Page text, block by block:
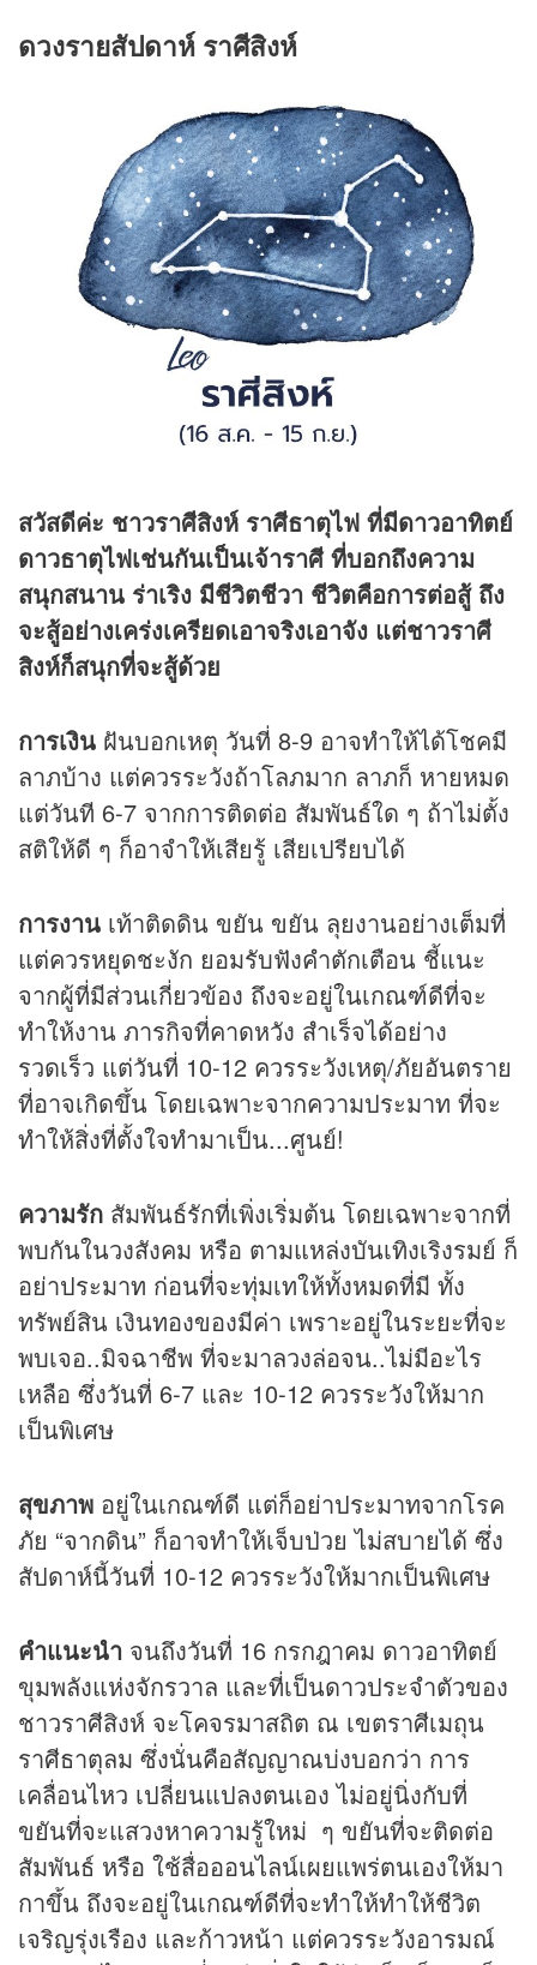
ดวงรายสัปดาห์ ราศีสิงห์
สวัสดีค่ะ ชาวราศีสิงห์ ราศีธาตุไฟ ที่มีดาวอาทิตย์
ดาวธาตุไฟเช่นกันเป็นเจ้าราศี ที่บอกถึงความ
สนุกสนาน ร่าเริง มีชีวิตชีวา ชีวิตคือการต่อสู้ ถึง
จะสู้อย่างเคร่งเครียดเอาจริงเอาจัง แต่ชาวราศี
สิงห์ก็สนุกที่จะสู้ด้วย
การเงิน ฝันบอกเหตุ วันที่ 8-9 อาจทำให้ได้โชคมี
ลาภบ้าง แต่ควรระวังถ้าโลภมาก ลาภก็ หายหมด
แต่วันที 6-7 จากการติดต่อ สัมพันธ์ใด ๆ ถ้าไม่ตั้ง
สติให้ดี ๆ ก็อาจำให้เสียรู้ เสียเปรียบได้
การงาน เท้าติดดิน ขยัน ขยัน ลุยงานอย่างเต็มที่
แต่ควรหยุดชะงัก ยอมรับฟังคำตักเตือน ชี้แนะ
จากผู้ที่มีส่วนเกี่ยวข้อง ถึงจะอยู่ในเกณฑ์ดีที่จะ
ทำให้งาน ภารกิจที่คาดหวัง สำเร็จได้อย่าง
รวดเร็ว แต่วันที่ 10-12 ควรระวังเหตุ/ภัยอันตราย
ที่อาจเกิดขึ้น โดยเฉพาะจากความประมาท ที่จะ
ทำให้สิ่งที่ตั้งใจทำมาเป็น...ศูนย์!
ความรัก สัมพันธ์รักที่เพิ่งเริ่มต้น โดยเฉพาะจากที่
พบกันในวงสังคม หรือ ตามแหล่งบันเทิงเริงรมย์ ก็
อย่าประมาท ก่อนที่จะทุ่มเทให้ทั้งหมดที่มี ทั้ง
ทรัพย์สิน เงินทองของมีค่า เพราะอยู่ในระยะที่จะ
พบเจอ..มิจฉาชีพ ที่จะมาลวงล่อจน..ไม่มีอะไร
เหลือ ซึ่งวันที่ 6-7 และ 10-12 ควรระวังให้มาก
เป็นพิเศษ
สุขภาพ อยู่ในเกณฑ์ดี แต่ก็อย่าประมาทจากโรค
ภัย “จากดิน” ก็อาจทำให้เจ็บป่วย ไม่สบายได้ ซึ่ง
สัปดาห์นี้วันที่ 10-12 ควรระวังให้มากเป็นพิเศษ
คำแนะนำ จนถึงวันที่ 16 กรกฎาคม ดาวอาทิตย์
ขุมพลังแห่งจักรวาล และที่เป็นดาวประจำตัวของ
ชาวราศีสิงห์ จะโคจรมาสถิต ณ เขตราศีเมถุน
ราศีธาตุลม ซึ่งนั่นคือสัญญาณบ่งบอกว่า การ
เคลื่อนไหว เปลี่ยนแปลงตนเอง ไม่อยู่นิ่งกับที่
ขยันที่จะแสวงหาความรู้ใหม่ ๆ ขยันที่จะติดต่อ
สัมพันธ์ หรือ ใช้สื่อออนไลน์เผยแพร่ตนเองให้มา
กาขึ้น ถึงจะอยู่ในเกณฑ์ดีที่จะทำให้ทำให้ชีวิต
เจริญรุ่งเรือง และก้าวหน้า แต่ควรระวังอารมณ์